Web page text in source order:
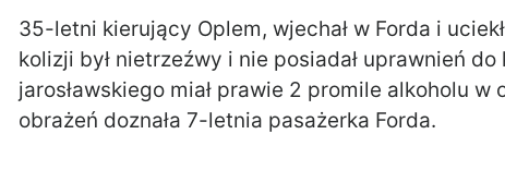
35-letni kierujący Oplem, wjechał w Forda i
kolizji był nietrzeźwy i nie posiadał uprawnień
jarosławskiego miał prawie 2 promile alkoholu
obrażeń doznała 7-letnia pasażerka Forda.